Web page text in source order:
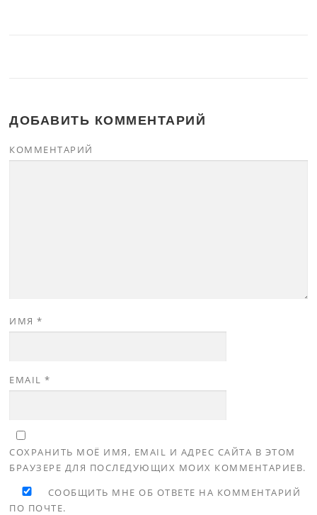
ДОБАВИТЬ КОММЕНТАРИЙ
КОММЕНТАРИЙ
ИМЯ*
EMAIL*
СОХРАНИТЬ МОЁ ИМЯ, EMAIL И АДРЕС САЙТА В ЭТОМ
БРАУЗЕРЕ ДЛЯ ПОСЛЕДУЮЩИХ МОИХ КОММЕНТАРИЕВ.
СООБЩИТЬ МНЕ ОБ ОТВЕТЕ НА КОММЕНТАРИЙ
ПО ПОЧТЕ.